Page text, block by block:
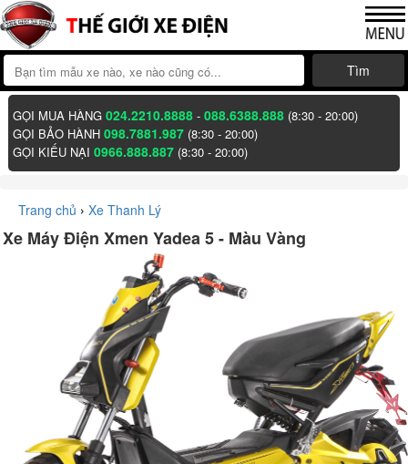
Tìm
GỌI MUA HÀNG024.2210.8888 -088.6388.888 (8:30 - 20:00)
GỌI BẢO HÀNH098.7881.987 (8:30 - 20:00)
GỌI KIẾU NẠI0966.888.887 (8:30 - 20:00)
Trang chủ › Xe Thanh Lý
Xe Máy Điện Xmen Yadea 5 - Màu Vàng